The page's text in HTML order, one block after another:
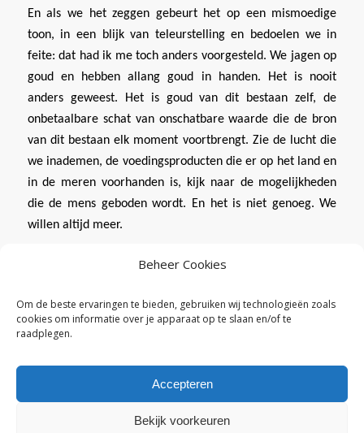
Beheer Cookies
Om de beste ervaringen te bieden, gebruiken wij technologieën zoals
cookies om informatie over je apparaat op te slaan en/of te
raadplegen.
Accepteren
Bekijk voorkeuren
En als we het zeggen gebeurt het op een mismoedige
toon, in een blijk van teleurstelling en bedoelen we in
feite: dat had ik me toch anders voorgesteld. We jagen op
goud en hebben allang goud in handen. Het is nooit
anders geweest. Het is goud van dit bestaan zelf, de
onbetaalbare schat van onschatbare waarde die de bron
van dit bestaan elk moment voortbrengt. Zie de lucht die
we inademen, de voedingsproducten die er op het land en
in de meren voorhanden is, kijk naar de mogelijkheden
die de mens geboden wordt. En het is niet genoeg. We
willen altijd meer.
14 OKTOBER 2016
/ DOORBEN CLAESSENS